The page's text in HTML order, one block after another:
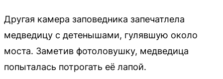
Другая камера заповедника запечатлела
медведицу с детенышами, гулявшую около
моста. Заметив фотоловушку, медведица
попыталась потрогать её лапой.